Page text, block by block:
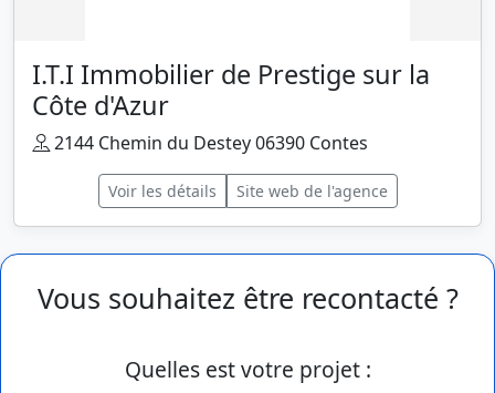
I.T.I Immobilier de Prestige sur la
Côte d'Azur
2144 Chemin du Destey 06390 Contes
Voir les détails Site web de l'agence
Vous souhaitez être recontacté ?
Quelles est votre projet :